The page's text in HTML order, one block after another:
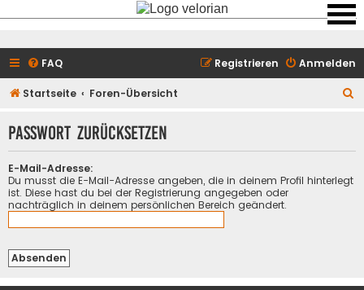
FAQ Anmelden
Registrieren
Startseite Foren-Übersicht
h
Passwort zurücksetzen
E-Mail-Adresse:
Du musst die E-Mail-Adresse angeben, die in deinem Profil hinterlegt
ist. Diese hast du bei der Registrierung angegeben oder
nachträglich in deinem persönlichen Bereich geändert.